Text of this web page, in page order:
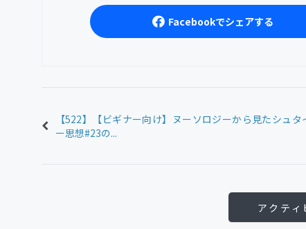
Facebookでシェアする
【522】【ビギナー向け】ヌーソロジーから見たシュタ
ー思想#23の...
アクテ